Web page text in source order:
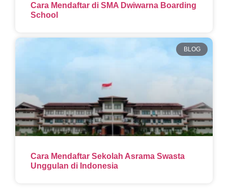
Cara Mendaftar di SMA Dwiwarna Boarding
School
BLOG
Cara Mendaftar Sekolah Asrama Swasta
Unggulan di Indonesia